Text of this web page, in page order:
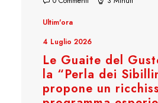
Ultim'ora
4 Luglio 2026
Le Guaite del
la “Perla dei
propone un